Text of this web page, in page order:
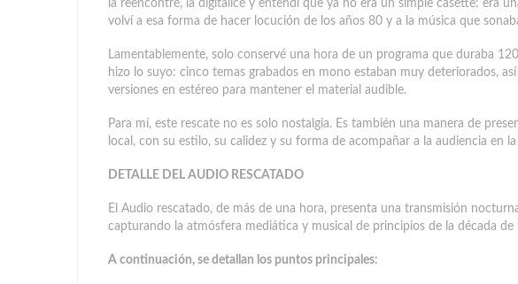
la reencontré, la digitalicé y entendí que ya no era un simple casette: era
volví a esa forma de hacer locución de los años 80 y a la música que
Lamentablemente, solo conservé una hora de un programa que duraba
hizo lo suyo: cinco temas grabados en mono estaban muy deteriorados,
versiones en estéreo para mantener el material audible.
Para mí, este rescate no es solo nostalgia. Es también una manera de
local, con su estilo, su calidez y su forma de acompañar a la audiencia en
DETALLE DEL AUDIO RESCATADO
El Audio rescatado, de más de una hora, presenta una transmisión
capturando la atmósfera mediática y musical de principios de la década de
A continuación, se detallan los puntos principales: